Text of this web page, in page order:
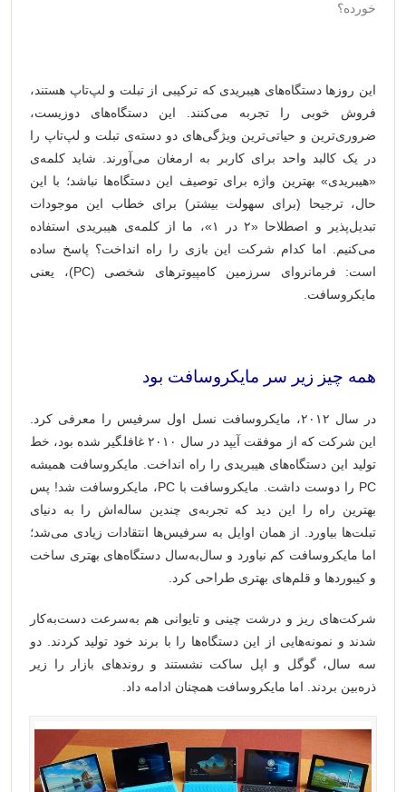
خورده؟
این روزها دستگاه‌های هیبریدی که ترکیبی از تبلت و لپ‌تاپ هستند،
فروش خوبی را تجربه می‌کنند. این دستگاه‌های دوزیست،
ضروری‌ترین و حیاتی‌ترین ویژگی‌های دو دسته‌ی تبلت و لپ‌تاپ را
در یک کالبد واحد برای کاربر به ارمغان می‌آورند. شاید کلمه‌ی
«هیبریدی» بهترین واژه برای توصیف این دستگاه‌ها نباشد؛ با این
حال، ترجیحا (برای سهولت بیشتر) برای خطاب این موجودات
تبدیل‌پذیر و اصطلاحا «۲ در ۱»، ما از کلمه‌ی هیبریدی استفاده
می‌کنیم. اما کدام شرکت این بازی را راه انداخت؟ پاسخ ساده
است: فرمانروای سرزمین کامپیوترهای شخصی (PC)، یعنی
مایکروسافت.
همه چیز زیر سر مایکروسافت بود
در سال ۲۰۱۲، مایکروسافت نسل اول سرفیس را معرفی کرد.
این شرکت که از موفقت آیپد در سال ۲۰۱۰ غافلگیر شده بود، خط
تولید این دستگاه‌های هیبریدی را راه انداخت. مایکروسافت همیشه
PC را دوست داشت. مایکروسافت با PC، مایکروسافت شد! پس
بهترین راه را این دید که تجربه‌‌ی چندین ساله‌اش را به ‌دنیای
تبلت‌ها بیاورد. از همان اوایل به سرفیس‌ها انتقادات زیادی می‌شد؛
اما مایکروسافت کم نیاورد و سال‌به‌سال دستگاه‌های بهتری ساخت
و کیبوردها و قلم‌های بهتری طراحی کرد.
شرکت‌های ریز و درشت چینی و تایوانی هم به‌سرعت دست‌به‌کار
شدند و نمونه‌هایی از این دستگاه‌ها را با برند خود تولید کردند. دو
سه سال، گوگل و اپل ساکت نشستند و روندهای بازار را زیر
ذره‌بین بردند. اما مایکروسافت همچنان ادامه داد.